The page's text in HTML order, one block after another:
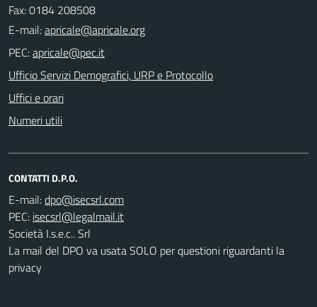
Fax: 0184 208508
E-mail:
PEC:
Ufficio Servizi Demografici, URP e Protocollo
Uffici e orari
Numeri utili
CONTATTI D.P.O.
E-mail:
PEC:
Società I.s.e.c.. Srl
La mail del DPO va usata SOLO per questioni riguardanti la
privacy